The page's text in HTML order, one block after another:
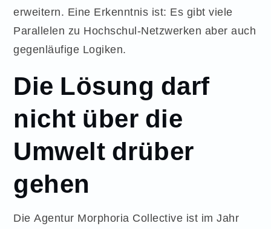
erweitern. Eine Erkenntnis ist: Es gibt viele
Parallelen zu Hochschul-Netzwerken aber auch
gegenläufige Logiken.
Die Lösung darf
nicht über die
Umwelt drüber
gehen
Die Agentur Morphoria Collective ist im Jahr